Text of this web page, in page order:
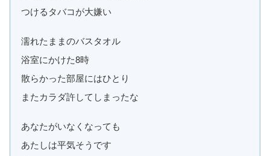
つけるタバコが大嫌い
濡れたままのバスタオル
浴室にかけた8時
散らかった部屋にはひとり
またカラダ許してしまったな
あなたがいなくなっても
あたしは平気そうです